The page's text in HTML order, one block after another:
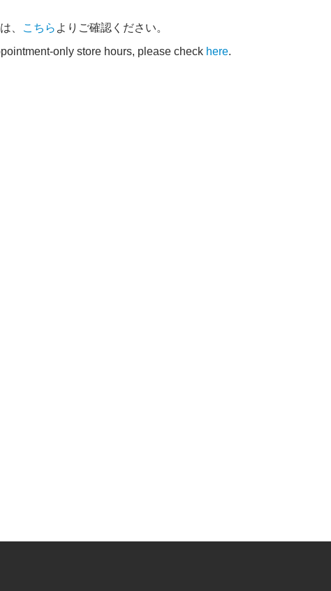
、 こちら よりご確認ください。
only store hours, please check here.